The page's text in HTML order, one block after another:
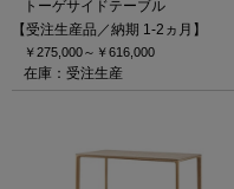
トーゲサイドテーブル
【受注生産品／納期 1-2ヵ月】
￥275,000～ ￥616,000
在庫：受注生産